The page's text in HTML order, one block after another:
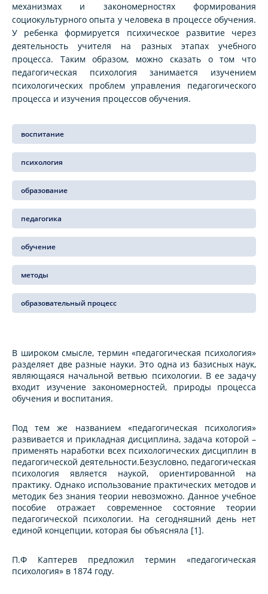
механизмах и закономерностях формирования
социокультурного опыта у человека в процессе обучения.
У ребенка формируется психическое развитие через
деятельность учителя на разных этапах учебного
процесса. Таким образом, можно сказать о том что
педагогическая психология занимается изучением
психологических проблем управления педагогического
процесса и изучения процессов обучения.
воспитание
психология
образование
педагогика
обучение
методы
образовательный процесс
В широком смысле, термин «педагогическая психология»
разделяет две разные науки. Это одна из базисных наук,
являющаяся начальной ветвью психологии. В ее задачу
входит изучение закономерностей, природы процесса
обучения и воспитания.
Под тем же названием «педагогическая психология»
развивается и прикладная дисциплина, задача которой –
применять наработки всех психологических дисциплин в
педагогической деятельности.Безусловно, педагогическая
психология является наукой, ориентированной на
практику. Однако использование практических методов и
методик без знания теории невозможно. Данное учебное
пособие отражает современное состояние теории
педагогической психологии. На сегодняшний день нет
единой концепции, которая бы объясняла [1].
П.Ф Каптерев предложил термин «педагогическая
психология» в 1874 году.